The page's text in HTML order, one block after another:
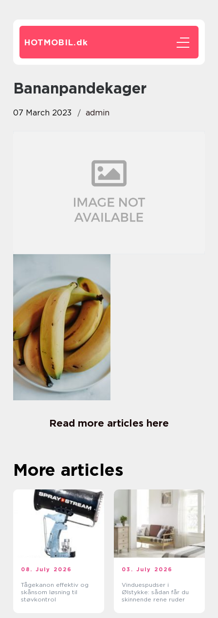
HOTMOBIL.dk
bananpandekager
07 March 2023 admin
Read more articles here
More articles
08. July 2026
Tågekanon effektiv og
skånsom løsning til
støvkontrol
03. July 2026
Vinduespudser i
Ølstykke: sådan får du
skinnende rene ruder